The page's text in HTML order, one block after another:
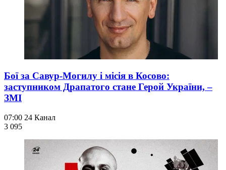
Бої за Савур-Могилу і місія в Косово:
заступником Драпатого стане Герой України, –
ЗМІ
07:00 24 Канал
3 095